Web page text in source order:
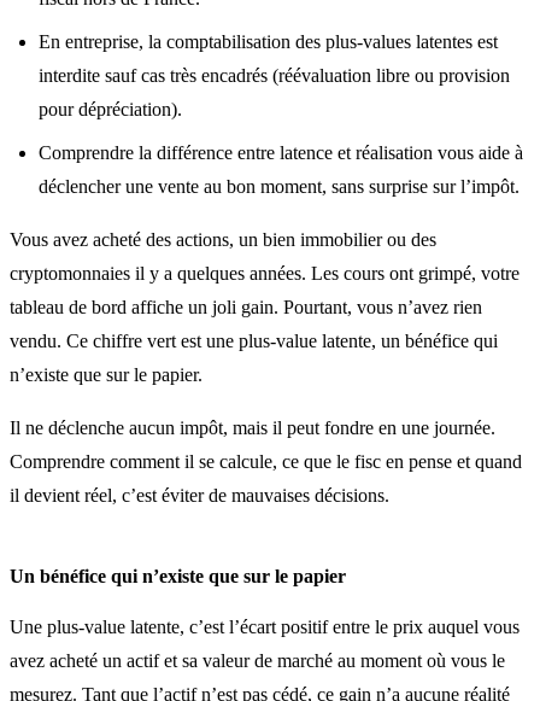
En entreprise, la comptabilisation des plus-values latentes est
interdite sauf cas très encadrés (réévaluation libre ou provision
pour dépréciation).
Comprendre la différence entre latence et réalisation vous aide à
déclencher une vente au bon moment, sans surprise sur l’impôt.
Vous avez acheté des actions, un bien immobilier ou des
cryptomonnaies il y a quelques années. Les cours ont grimpé, votre
tableau de bord affiche un joli gain. Pourtant, vous n’avez rien
vendu. Ce chiffre vert est une plus-value latente, un bénéfice qui
n’existe que sur le papier.
Il ne déclenche aucun impôt, mais il peut fondre en une journée.
Comprendre comment il se calcule, ce que le fisc en pense et quand
il devient réel, c’est éviter de mauvaises décisions.
Un bénéfice qui n’existe que sur le papier
Une plus-value latente, c’est l’écart positif entre le prix auquel vous
avez acheté un actif et sa valeur de marché au moment où vous le
mesurez. Tant que l’actif n’est pas cédé, ce gain n’a aucune réalité